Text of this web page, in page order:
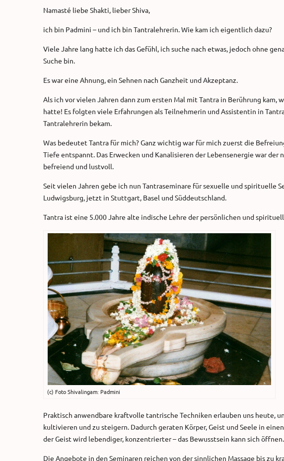
Namasté liebe Shakti, lieber Shiva,
ich bin Padmini – und ich bin Tantralehrerin. Wie kam ich eigentlich dazu?
Viele Jahre lang hatte ich das Gefühl, ich suche nach etwas, jedoch ohne
Suche bin.
Es war eine Ahnung, ein Sehnen nach Ganzheit und Akzeptanz.
Als ich vor vielen Jahren dann zum ersten Mal mit Tantra in Berührung kam,
hatte! Es folgten viele Erfahrungen als Teilnehmerin und Assistentin in
Tantralehrerin bekam.
Was bedeutet Tantra für mich? Ganz wichtig war für mich zuerst die
Tiefe entspannt. Das Erwecken und Kanalisieren der Lebensenergie war
befreiend und lustvoll.
Seit vielen Jahren gebe ich nun Tantraseminare für sexuelle und spirituelle
Ludwigsburg, jetzt in Stuttgart, Basel und Süddeutschland.
Tantra ist eine 5.000 Jahre alte indische Lehre der persönlichen und
(c) Foto Shivalingam: Padmini
Praktisch anwendbare kraftvolle tantrische Techniken erlauben uns heute,
kultivieren und zu steigern. Dadurch geraten Körper, Geist und Seele in
der Geist wird lebendiger, konzentrierter – das Bewusstsein kann sich öffnen.
Die Angebote in den Seminaren reichen von der sinnlichen Massage bis zu